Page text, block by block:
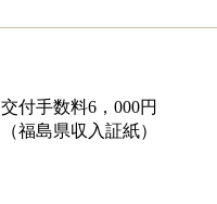
交付手数料6，000円
（福島県収入証紙）